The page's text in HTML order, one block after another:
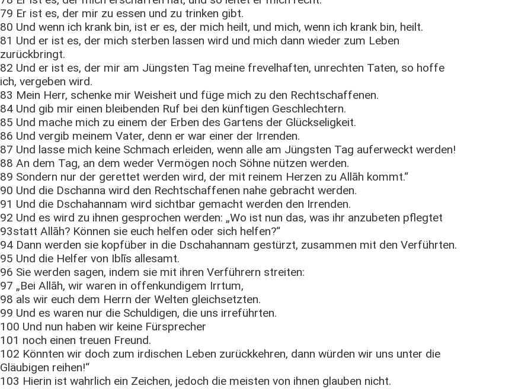
79 Er ist es, der mir zu essen und zu trinken gibt.
80 Und wenn ich krank bin, ist er es, der mich heilt, und mich, wenn ich krank bin, heilt.
81 Und er ist es, der mich sterben lassen wird und mich dann wieder zum Leben
zurückbringt.
82 Und er ist es, der mir am Jüngsten Tag meine frevelhaften, unrechten Taten, so hoffe
ich, vergeben wird.
83 Mein Herr, schenke mir Weisheit und füge mich zu den Rechtschaffenen.
84 Und gib mir einen bleibenden Ruf bei den künftigen Geschlechtern.
85 Und mache mich zu einem der Erben des Gartens der Glückseligkeit.
86 Und vergib meinem Vater, denn er war einer der Irrenden.
87 Und lasse mich keine Schmach erleiden, wenn alle am Jüngsten Tag auferweckt werden!
88 An dem Tag, an dem weder Vermögen noch Söhne nützen werden.
89 Sondern nur der gerettet werden wird, der mit reinem Herzen zu Allāh kommt.“
90 Und die Dschanna wird den Rechtschaffenen nahe gebracht werden.
91 Und die Dschahannam wird sichtbar gemacht werden den Irrenden.
92 Und es wird zu ihnen gesprochen werden: „Wo ist nun das, was ihr anzubeten pflegtet
93statt Allāh? Können sie euch helfen oder sich helfen?“
94 Dann werden sie kopfüber in die Dschahannam gestürzt, zusammen mit den Verführten.
95 Und die Helfer von Iblīs allesamt.
96 Sie werden sagen, indem sie mit ihren Verführern streiten:
97 „Bei Allāh, wir waren in offenkundigem Irrtum,
98 als wir euch dem Herrn der Welten gleichsetzten.
99 Und es waren nur die Schuldigen, die uns irreführten.
100 Und nun haben wir keine Fürsprecher
101 noch einen treuen Freund.
102 Könnten wir doch zum irdischen Leben zurückkehren, dann würden wir uns unter die
Gläubigen reihen!“
103 Hierin ist wahrlich ein Zeichen, jedoch die meisten von ihnen glauben nicht.